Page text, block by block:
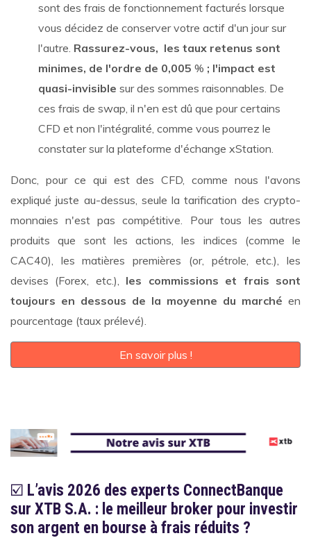
sont des frais de fonctionnement facturés lorsque
vous décidez de conserver votre actif d'un jour sur
l'autre. Rassurez-vous, les taux retenus sont
minimes, de l'ordre de 0,005 % ; l'impact est
quasi-invisible sur des sommes raisonnables. De
ces frais de swap, il n'en est dû que pour certains
CFD et non l'intégralité, comme vous pourrez le
constater sur la plateforme d'échange xStation.
Donc, pour ce qui est des CFD, comme nous l'avons
expliqué juste au-dessus, seule la tarification des crypto-
monnaies n'est pas compétitive. Pour tous les autres
produits que sont les actions, les indices (comme le
CAC40), les matières premières (or, pétrole, etc.), les
devises (Forex, etc.), les commissions et frais sont
toujours en dessous de la moyenne du marché en
pourcentage (taux prélevé).
En savoir plus !
☑️ L’avis 2026 des experts ConnectBanque
sur XTB S.A. : le meilleur broker pour investir
son argent en bourse à frais réduits ?